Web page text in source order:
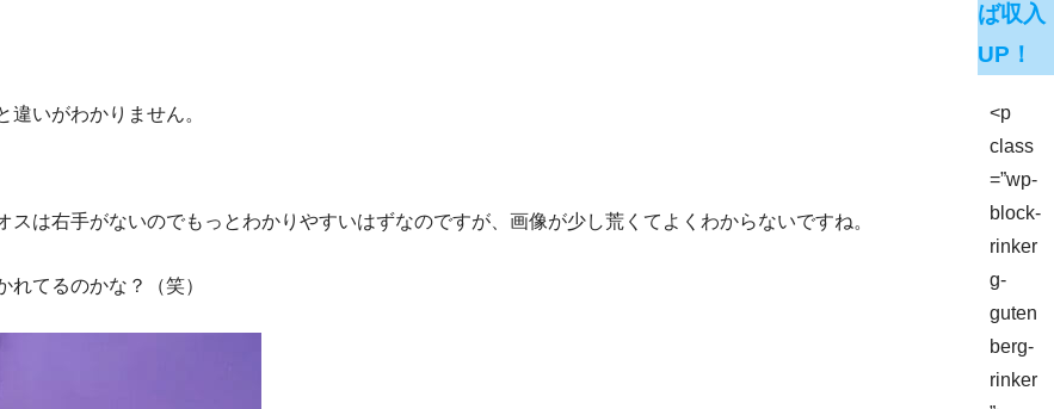
いがわかりません。
は右手がないのでもっとわかりやすいはずなのですが、画像が少し荒くてよくわからないですね。
てるのかな？（笑）
ば収入
UP！
<p
class
=”wp-
block-
rinker
g-
guten
berg-
rinker